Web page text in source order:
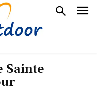
Sainte